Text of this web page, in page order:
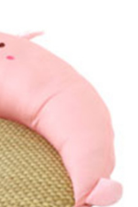
ます。割引サービスは一